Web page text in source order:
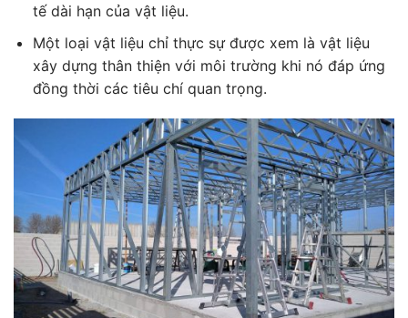
tế dài hạn của vật liệu.
Một loại vật liệu chỉ thực sự được xem là vật liệu
xây dựng thân thiện với môi trường khi nó đáp ứng
đồng thời các tiêu chí quan trọng.